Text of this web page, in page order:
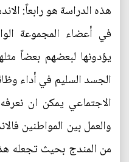
هذه الدراسة هو رابعاً:
في أعضاء المجموعة
يؤدونها لبعضهم بعضاً
الجسد السليم في أداء
الاجتماعي يمكن ان
والعمل بين المواطنين
من المندج بحيث تجعله